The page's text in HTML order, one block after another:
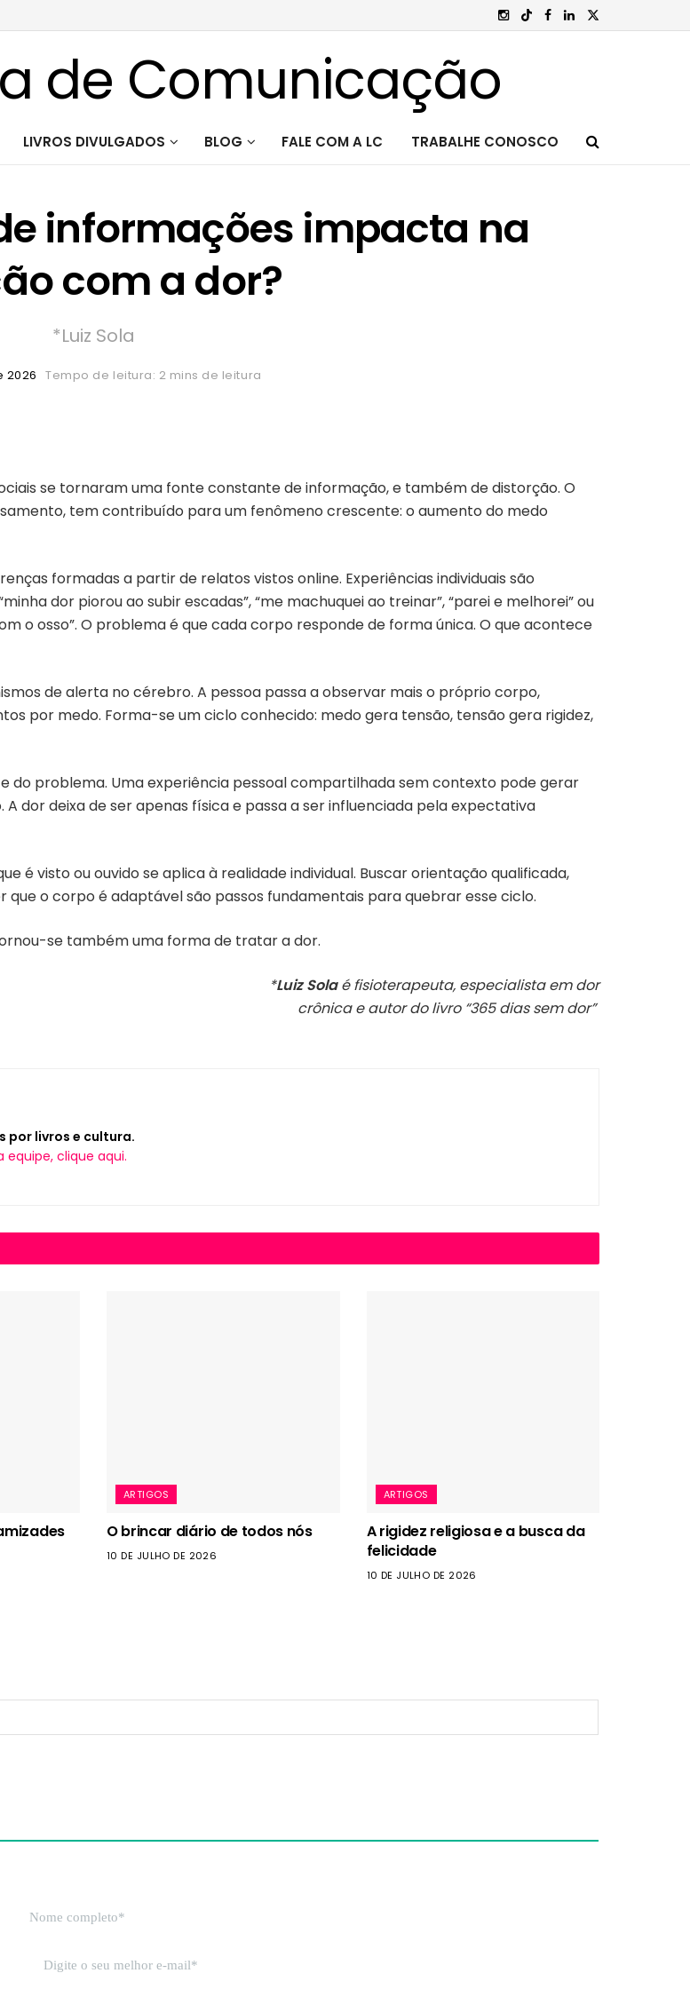
LIVROS DIVULGADOS BLOG FALE COM A LC TRABALHE CONOSCO
informações impacta na
com a dor?
*Luiz Sola
2026 Tempo de leitura: 2 mins de leitura
se tornaram uma fonte constante de informação, e também de distorção. O
tem contribuído para um fenômeno crescente: o aumento do medo
formadas a partir de relatos vistos online. Experiências individuais são
dor piorou ao subir escadas”, “me machuquei ao treinar”, “parei e melhorei” ou
o osso”. O problema é que cada corpo responde de forma única. O que acontece
de alerta no cérebro. A pessoa passa a observar mais o próprio corpo,
por medo. Forma-se um ciclo conhecido: medo gera tensão, tensão gera rigidez,
do problema. Uma experiência pessoal compartilhada sem contexto pode gerar
dor deixa de ser apenas física e passa a ser influenciada pela expectativa
é visto ou ouvido se aplica à realidade individual. Buscar orientação qualificada,
o corpo é adaptável são passos fundamentais para quebrar esse ciclo.
se também uma forma de tratar a dor.
*Luiz Solaé fisioterapeuta, especialista em dor
crônica e autor do livro “365 dias sem dor”
por livros e cultura.
equipe, clique aqui.
ARTIGOS
O brincar diário de todos nós
10 DE JULHO DE 2026
ARTIGOS
A rigidez religiosa e a busca da
felicidade
10 DE JULHO DE 2026